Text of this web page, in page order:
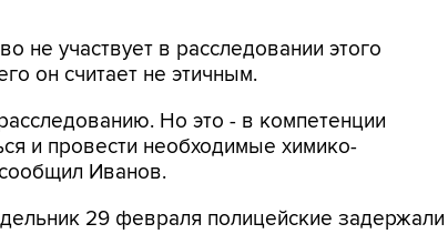
не участвует в расследовании этого
он считает не этичным.
Но это - в компетенции
и провести необходимые химико-
Иванов.
29 февраля полицейские задержали